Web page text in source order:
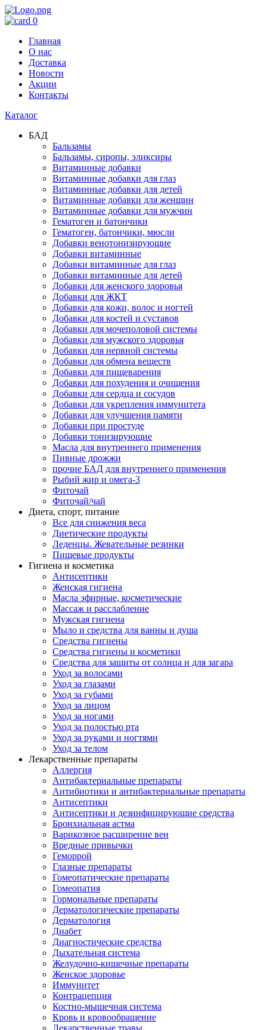
0
Главная
О нас
Доставка
Новости
Акции
Контакты
Каталог
БАД
Бальзамы
Бальзамы, сиропы, эликсиры
Витаминные добавки
Витаминные добавки для глаз
Витаминные добавки для детей
Витаминные добавки для женщин
Витаминные добавки для мужчин
Гематоген и батончики
Гематоген, батончики, мюсли
Добавки венотонизирующие
Добавки витаминные
Добавки витаминные для глаз
Добавки витаминные для детей
Добавки для женского здоровья
Добавки для ЖКТ
Добавки для кожи, волос и ногтей
Добавки для костей и суставов
Добавки для мочеполовой системы
Добавки для мужского здоровья
Добавки для нервной системы
Добавки для обмена веществ
Добавки для пищеварения
Добавки для похудения и очищения
Добавки для сердца и сосудов
Добавки для укрепления иммунитета
Добавки для улучшения памяти
Добавки при простуде
Добавки тонизирующие
Масла для внутреннего применения
Пивные дрожжи
прочие БАД для внутреннего применения
Рыбий жир и омега-3
Фиточай
Фиточай/чай
Диета, спорт, питание
Все для снижения веса
Диетические продукты
Леденцы. Жевательные резинки
Пищевые продукты
Гигиена и косметика
Антисептики
Женская гигиена
Масла эфирные, косметические
Массаж и расслабление
Мужская гигиена
Мыло и средства для ванны и душа
Средства гигиены
Средства гигиены и косметики
Средства для защиты от солнца и для загара
Уход за волосами
Уход за глазами
Уход за губами
Уход за лицом
Уход за ногами
Уход за полостью рта
Уход за руками и ногтями
Уход за телом
Лекарственные препараты
Аллергия
Антибактериальные препараты
Антибиотики и антибактериальные препараты
Антисептики
Антисептики и дезинфицирующие средства
Бронхиальная астма
Варикозное расширение вен
Вредные привычки
Геморрой
Глазные препараты
Гомеопатические препараты
Гомеопатия
Гормональные препараты
Дерматологические препараты
Дерматология
Диабет
Диагностические средства
Дыхательная система
Желудочно-кишечные препараты
Женское здоровье
Иммунитет
Контрацепция
Костно-мышечная система
Кровь и кровообращение
Лекарственные травы